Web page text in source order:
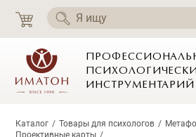
ИНСТРУМЕНТАРИЙ
Каталог Товары для психологов
Проективные карты